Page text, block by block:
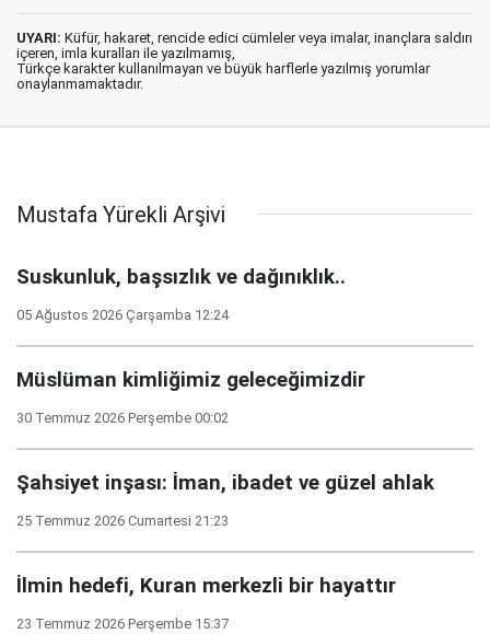
UYARI: Küfür, hakaret, rencide edici cümleler veya imalar, inançlara saldırı
içeren, imla kuralları ile yazılmamış,
Türkçe karakter kullanılmayan ve büyük harflerle yazılmış yorumlar
onaylanmamaktadır.
Mustafa Yürekli Arşivi
Suskunluk, başsızlık ve dağınıklık..
05 Ağustos 2026 Çarşamba 12:24
Müslüman kimliğimiz geleceğimizdir
30 Temmuz 2026 Perşembe 00:02
Şahsiyet inşası: İman, ibadet ve güzel ahlak
25 Temmuz 2026 Cumartesi 21:23
İlmin hedefi, Kuran merkezli bir hayattır
23 Temmuz 2026 Perşembe 15:37